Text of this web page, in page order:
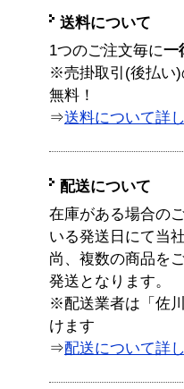
送料について
1つのご注文毎に一
※売掛取引(後払い)
無料！
⇒送料について詳
配送について
在庫がある場合の
いる発送日にて当
尚、複数の商品を
発送となります。
※配送業者は「佐
けます
⇒配送について詳